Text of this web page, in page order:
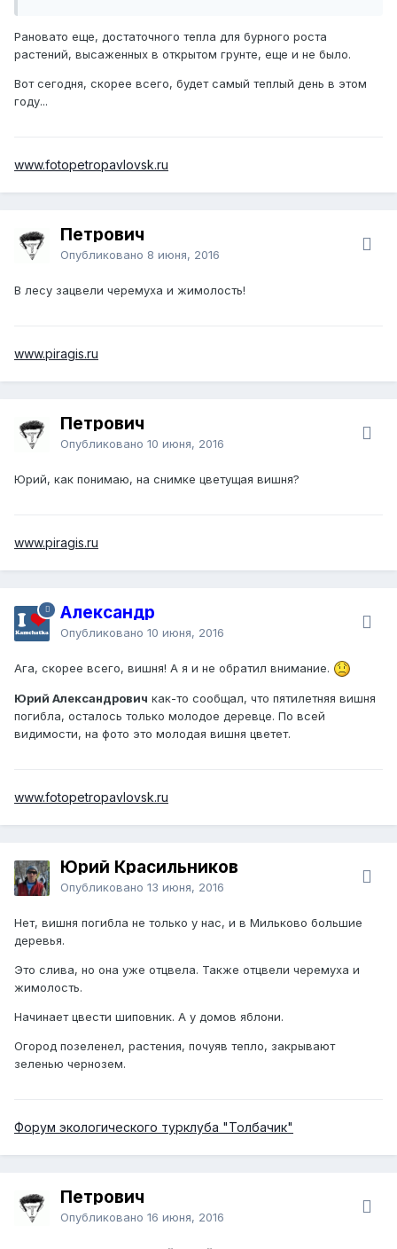
Рановато еще, достаточного тепла для бурного роста
растений, высаженных в открытом грунте, еще и не было.
Вот сегодня, скорее всего, будет самый теплый день в этом
году...
www.fotopetropavlovsk.ru
Петрович
Опубликовано 8 июня, 2016
В лесу зацвели черемуха и жимолость!
www.piragis.ru
Петрович
Опубликовано 10 июня, 2016
Юрий, как понимаю, на снимке цветущая вишня?
www.piragis.ru
Александр
Опубликовано 10 июня, 2016
Ага, скорее всего, вишня! А я и не обратил внимание.
Юрий Александрович как-то сообщал, что пятилетняя вишня
погибла, осталось только молодое деревце. По всей
видимости, на фото это молодая вишня цветет.
www.fotopetropavlovsk.ru
Юрий Красильников
Опубликовано 13 июня, 2016
Нет, вишня погибла не только у нас, и в Мильково большие
деревья.
Это слива, но она уже отцвела. Также отцвели черемуха и
жимолость.
Начинает цвести шиповник. А у домов яблони.
Огород позеленел, растения, почуяв тепло, закрывают
зеленью чернозем.
Форум экологического турклуба "Толбачик"
Петрович
Опубликовано 16 июня, 2016